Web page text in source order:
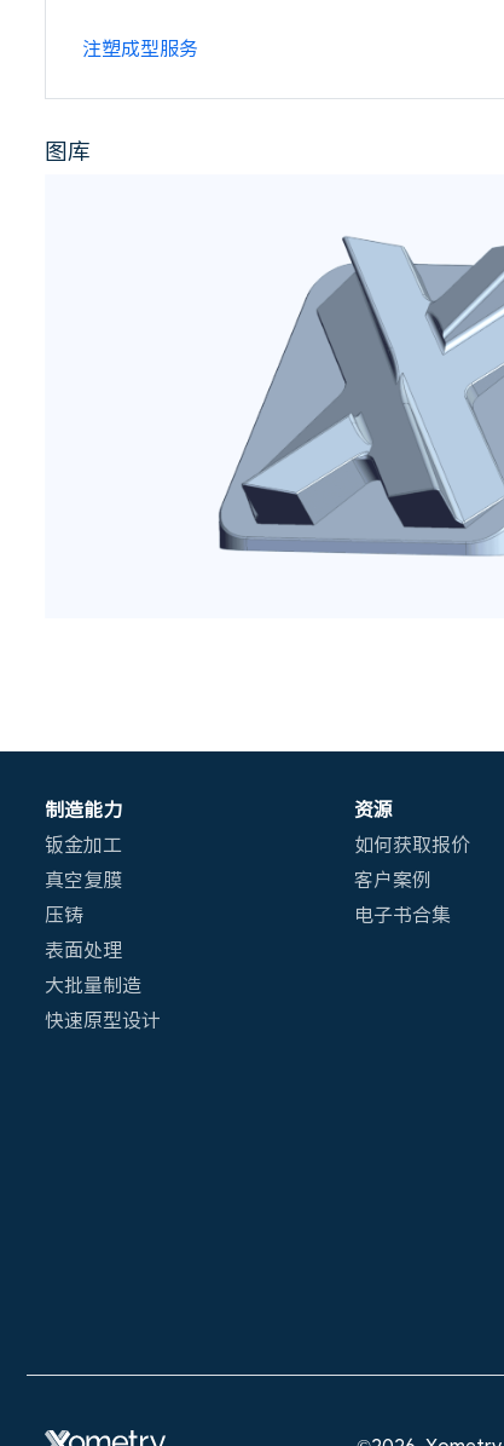
注塑成型服务
图库
制造能力
钣金加工
真空复膜
压铸
表面处理
大批量制造
快速原型设计
资源
如何获取报价
客户案例
电子书合集